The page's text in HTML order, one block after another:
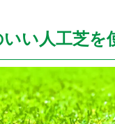
い人工芝を